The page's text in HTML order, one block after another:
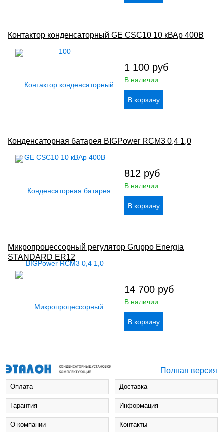
Контактор конденсаторный GE CSC10 10 кВАр 400В
1 100 руб
В наличии
Конденсаторная батарея BIGPower RCM3 0,4 1,0
812 руб
В наличии
Микропроцессорный регулятор Gruppo Energia
STANDARD ER12
14 700 руб
В наличии
Полная версия
Оплата Доставка
Гарантия Информация
О компании Контакты